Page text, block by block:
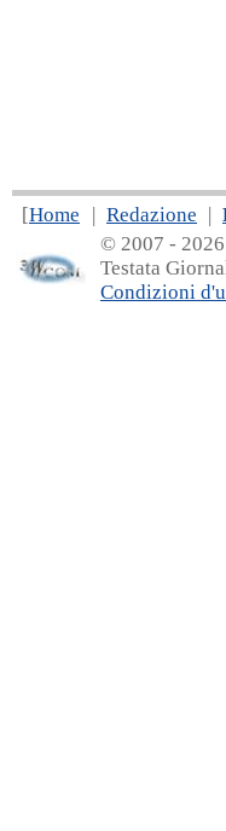
[Home | Redazione |
© 2007 - 20
Testata
Condizioni